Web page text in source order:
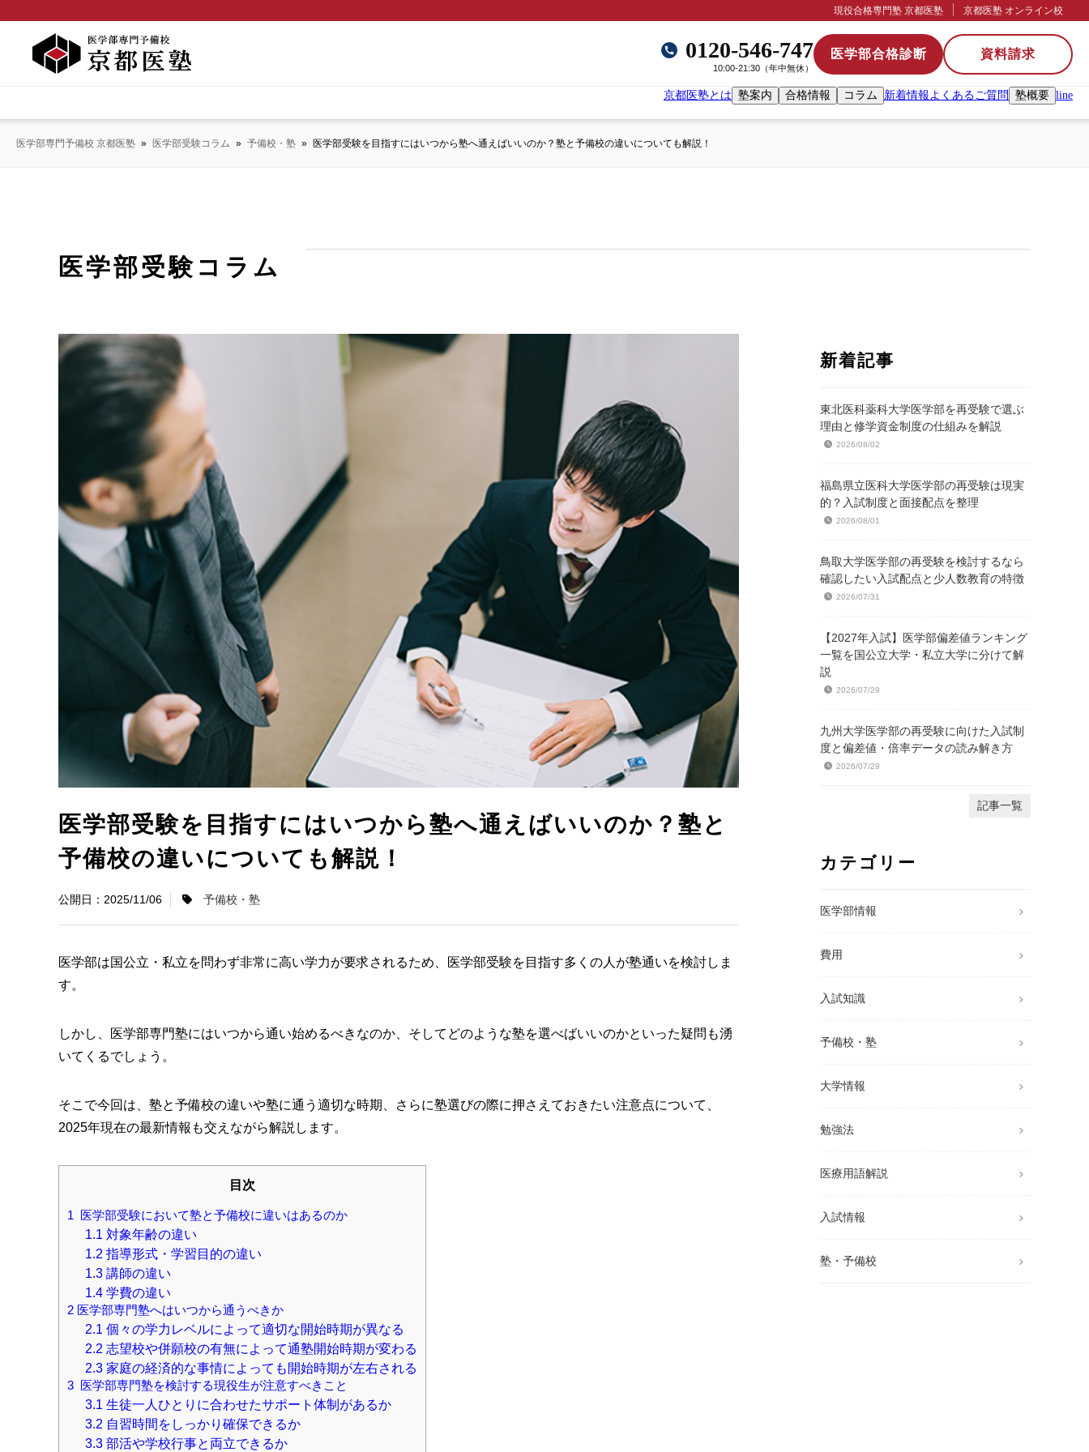
現役合格専門塾 京都医塾 京都医塾 オンライン校
京都医塾とは 塾案内 合格情報 コラム 新着情報よくあるご質問 塾概要 line
0120-546-747
10:00-21:30（年中無休）
医学部合格診断 資料請求
医学部専門予備校 京都医塾 » 医学部受験コラム » 予備校・塾 » 医学部受験を目指すにはいつから塾へ通えばいいのか？塾と予備校の違いについても解説！
医学部受験コラム
医学部受験を目指すにはいつから塾へ通えばいいのか？塾と
予備校の違いについても解説！
2025/11/06 予備校・塾
医学部は国公立・私立を問わず非常に高い学力が要求されるため、医学部受験を目指す多くの人が塾通いを検討しま
す。
しかし、医学部専門塾にはいつから通い始めるべきなのか、そしてどのような塾を選べばいいのかといった疑問も湧
いてくるでしょう。
そこで今回は、塾と予備校の違いや塾に通う適切な時期、さらに塾選びの際に押さえておきたい注意点について、
2025年現在の最新情報も交えながら解説します。
目次
1 医学部受験において塾と予備校に違いはあるのか
1.1 対象年齢の違い
1.2 指導形式・学習目的の違い
1.3講師の違い
1.4学費の違い
2 医学部専門塾へはいつから通うべきか
2.1 個々の学力レベルによって適切な開始時期が異なる
2.2 志望校や併願校の有無によって通塾開始時期が変わる
2.3家庭の経済的な事情によっても開始時期が左右される
3 医学部専門塾を検討する現役生が注意すべきこと
3.1 生徒一人ひとりに合わせたサポート体制があるか
3.2 自習時間をしっかり確保できるか
3.3部活や学校行事と両立できるか
新着記事
東北医科薬科大学医学部を再受験で選ぶ
理由と修学資金制度の仕組みを解説
2026/08/02
福島県立医科大学医学部の再受験は現実
的？入試制度と面接配点を整理
2026/08/01
鳥取大学医学部の再受験を検討するなら
確認したい入試配点と少人数教育の特徴
2026/07/31
【2027年入試】医学部偏差値ランキング
一覧を国公立大学・私立大学に分けて解
説
2026/07/29
九州大学医学部の再受験に向けた入試制
度と偏差値・倍率データの読み解き方
2026/07/29
記事一覧
カテゴリー
医学部情報
費用
入試知識
予備校・塾
大学情報
勉強法
医療用語解説
入試情報
塾・予備校